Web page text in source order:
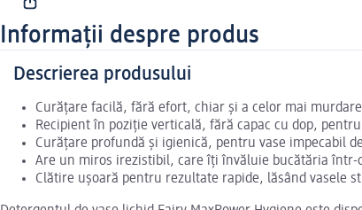
Informații despre produs
Descrierea produsului
Curățare facilă, fără efort, chiar și a celor mai
Recipient în poziție verticală, fără capac cu dop,
Curățare profundă și igienică, pentru vase impecabil
Are un miros irezistibil, care îți învăluie bucătăria într-
Clătire ușoară pentru rezultate rapide, lăsând vasele